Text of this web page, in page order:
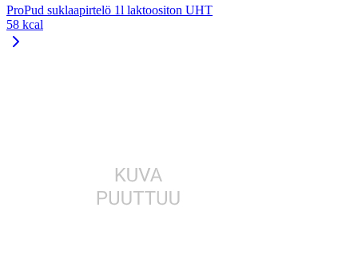
ProPud suklaapirtelö 1l laktoositon UHT
58 kcal